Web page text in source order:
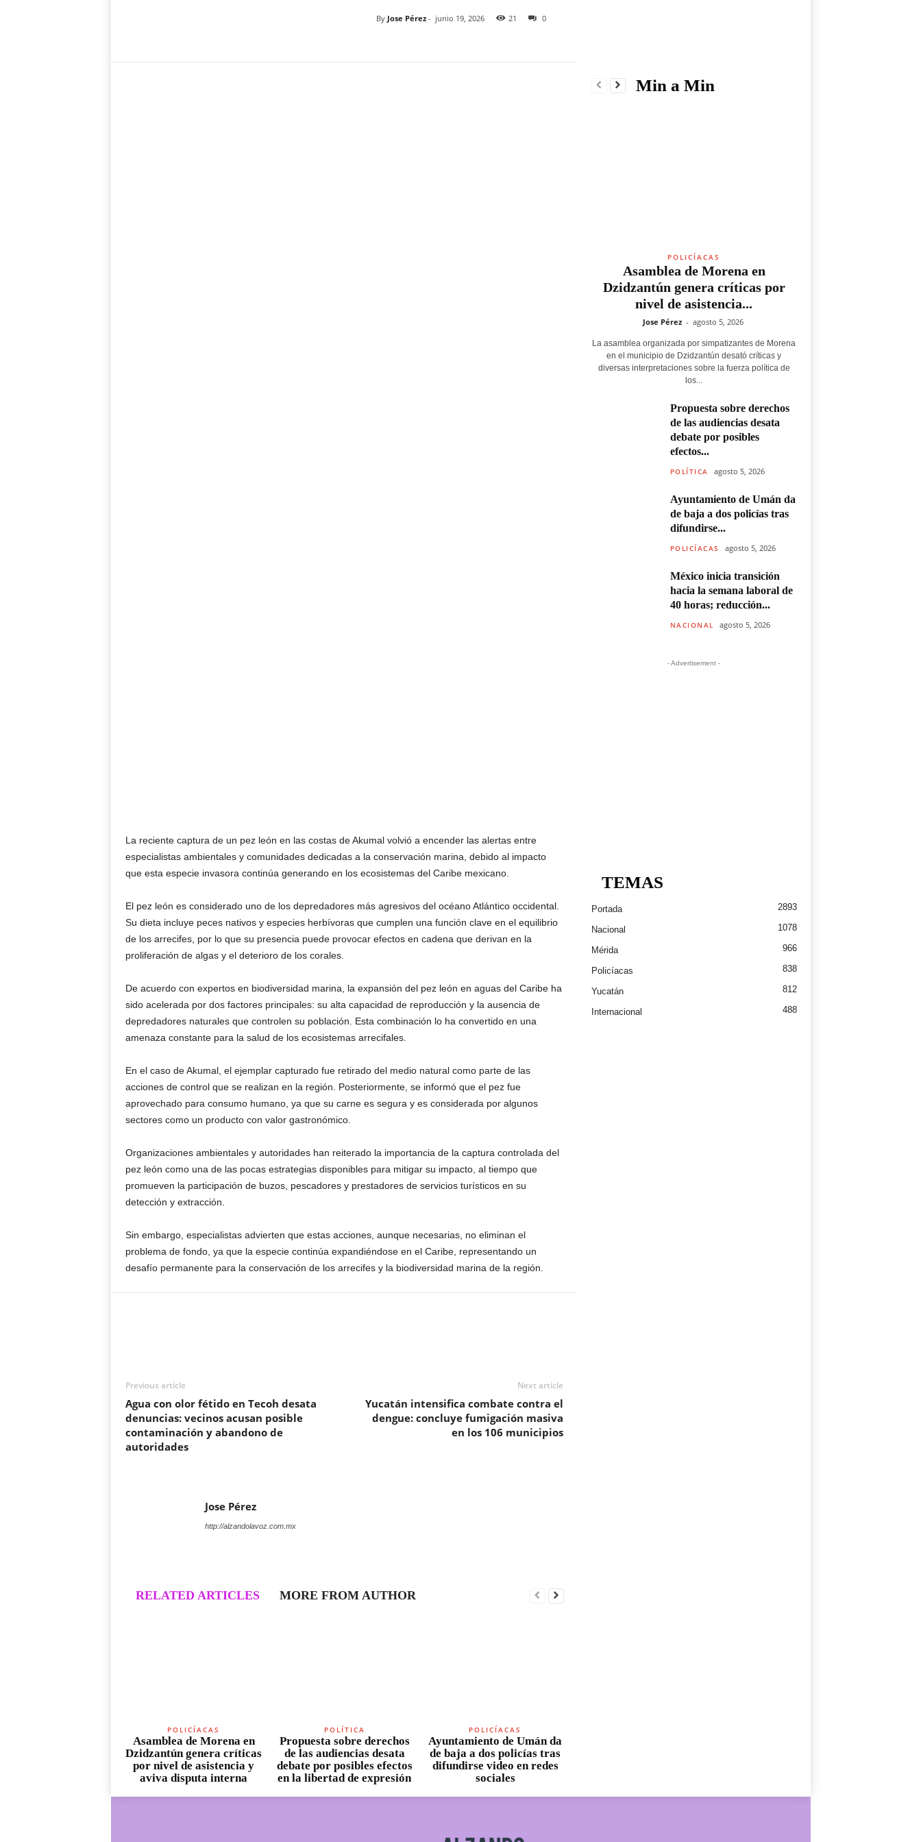
By Jose Pérez- junio 19, 2026 21 0
La reciente captura de un pez león en las costas de Akumal volvió a encender las alertas entre
especialistas ambientales y comunidades dedicadas a la conservación marina, debido al impacto
que esta especie invasora continúa generando en los ecosistemas del Caribe mexicano.
El pez león es considerado uno de los depredadores más agresivos del océano Atlántico occidental.
Su dieta incluye peces nativos y especies herbívoras que cumplen una función clave en el equilibrio
de los arrecifes, por lo que su presencia puede provocar efectos en cadena que derivan en la
proliferación de algas y el deterioro de los corales.
De acuerdo con expertos en biodiversidad marina, la expansión del pez león en aguas del Caribe ha
sido acelerada por dos factores principales: su alta capacidad de reproducción y la ausencia de
depredadores naturales que controlen su población. Esta combinación lo ha convertido en una
amenaza constante para la salud de los ecosistemas arrecifales.
En el caso de Akumal, el ejemplar capturado fue retirado del medio natural como parte de las
acciones de control que se realizan en la región. Posteriormente, se informó que el pez fue
aprovechado para consumo humano, ya que su carne es segura y es considerada por algunos
sectores como un producto con valor gastronómico.
Organizaciones ambientales y autoridades han reiterado la importancia de la captura controlada del
pez león como una de las pocas estrategias disponibles para mitigar su impacto, al tiempo que
promueven la participación de buzos, pescadores y prestadores de servicios turísticos en su
detección y extracción.
Sin embargo, especialistas advierten que estas acciones, aunque necesarias, no eliminan el
problema de fondo, ya que la especie continúa expandiéndose en el Caribe, representando un
desafío permanente para la conservación de los arrecifes y la biodiversidad marina de la región.
Previous article
Agua con olor fétido en Tecoh desata
denuncias: vecinos acusan posible
contaminación y abandono de
autoridades
Next article
Yucatán intensifica combate contra el
dengue: concluye fumigación masiva
en los 106 municipios
Jose Pérez
http://alzandolavoz.com.mx
RELATED ARTICLES MORE FROM AUTHOR
POLICÍACAS
Asamblea de Morena en
Dzidzantún genera críticas
por nivel de asistencia y
aviva disputa interna
POLÍTICA
Propuesta sobre derechos
de las audiencias desata
debate por posibles efectos
en la libertad de expresión
POLICÍACAS
Ayuntamiento de Umán da
de baja a dos policías tras
difundirse video en redes
sociales
Min a Min
POLICÍACAS
Asamblea de Morena en
Dzidzantún genera críticas por
nivel de asistencia...
Jose Pérez - agosto 5, 2026
La asamblea organizada por simpatizantes de Morena
en el municipio de Dzidzantún desató críticas y
diversas interpretaciones sobre la fuerza política de
los...
Propuesta sobre derechos
de las audiencias desata
debate por posibles
efectos...
POLÍTICA agosto 5, 2026
Ayuntamiento de Umán da
de baja a dos policías tras
difundirse...
POLICÍACAS agosto 5, 2026
México inicia transición
hacia la semana laboral de
40 horas; reducción...
NACIONAL agosto 5, 2026
- Advertisement -
TEMAS
Portada 2893
Nacional 1078
Mérida 966
Policíacas 838
Yucatán 812
Internacional 488